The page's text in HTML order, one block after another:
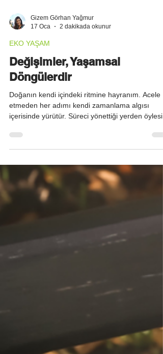
Gizem Görhan Yağmur
17 Oca
EKO YAŞAM
Değişimler, Yaşamsal
Döngülerdir
Doğanın kendi içindeki ritmine hayranım. Acele
içerisinde yürütür. Süreci yönettiği yerden
telaşsız görünür ki hayran kalmamak ne
yavaş hareket eder. Ağaçların bir anda
yapraklarını döktüğüne hiç şahit olmadım. Her
ilerlemesi gerektiği kadar ilerledi. Hangi yaprak
hangi gün düşmesi gerekiyorsa o gün düştü.
İhtişamını, rengini kaybetti diye düşünürken